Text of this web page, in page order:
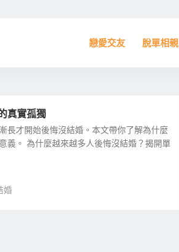
戀愛交友 脫單相親
真實孤獨
長才開始後悔沒結婚。本文帶你了解為什麼
義。 為什麼越來越多人後悔沒結婚？揭開單
婚